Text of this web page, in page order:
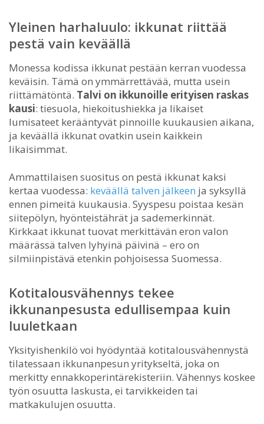
Yleinen harhaluulo: ikkunat riittää
pestä vain keväällä
Monessa kodissa ikkunat pestään kerran vuodessa
keväisin. Tämä on ymmärrettävää, mutta usein
riittämätöntä. Talvi on ikkunoille erityisen raskas
kausi: tiesuola, hiekoitushiekka ja likaiset
lumisateet kerääntyvät pinnoille kuukausien aikana,
ja keväällä ikkunat ovatkin usein kaikkein
likaisimmat.
Ammattilaisen suositus on pestä ikkunat kaksi
kertaa vuodessa: keväällä talven jälkeen ja syksyllä
ennen pimeitä kuukausia. Syyspesu poistaa kesän
siitepölyn, hyönteistährät ja sademerkinnät.
Kirkkaat ikkunat tuovat merkittävän eron valon
määrässä talven lyhyinä päivinä – ero on
silmiinpistävä etenkin pohjoisessa Suomessa.
Kotitalousvähennys tekee
ikkunanpesusta edullisempaa kuin
luuletkaan
Yksityishenkilö voi hyödyntää kotitalousvähennystä
tilatessaan ikkunanpesun yritykseltä, joka on
merkitty ennakkoperintärekisteriin. Vähennys koskee
työn osuutta laskusta, ei tarvikkeiden tai
matkakulujen osuutta.